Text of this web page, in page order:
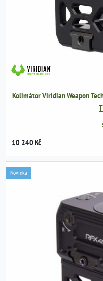
Kolimátor Viridian Weapon
10 240 Kč
Novinka